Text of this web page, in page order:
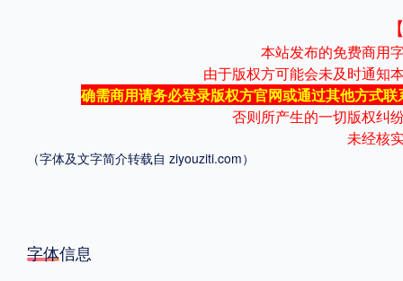
POP字体下载
本站发布的免费商用
由于版权方可能会未及时通知
确需商用请务必登录版权方官网或通过其他方式
否则所产生的一切版权纠
未经核
（字体及文字简介转载自 ziyouziti.com）
字体信息